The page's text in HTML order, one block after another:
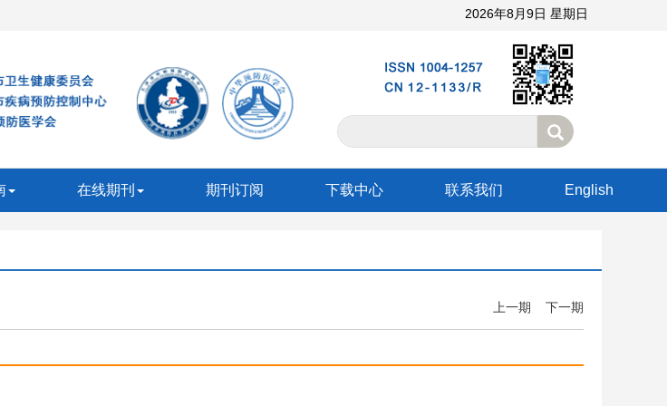
2026年8月9日 星期日
在线期刊 期刊订阅 下载中心 联系我们 English
上一期 下一期